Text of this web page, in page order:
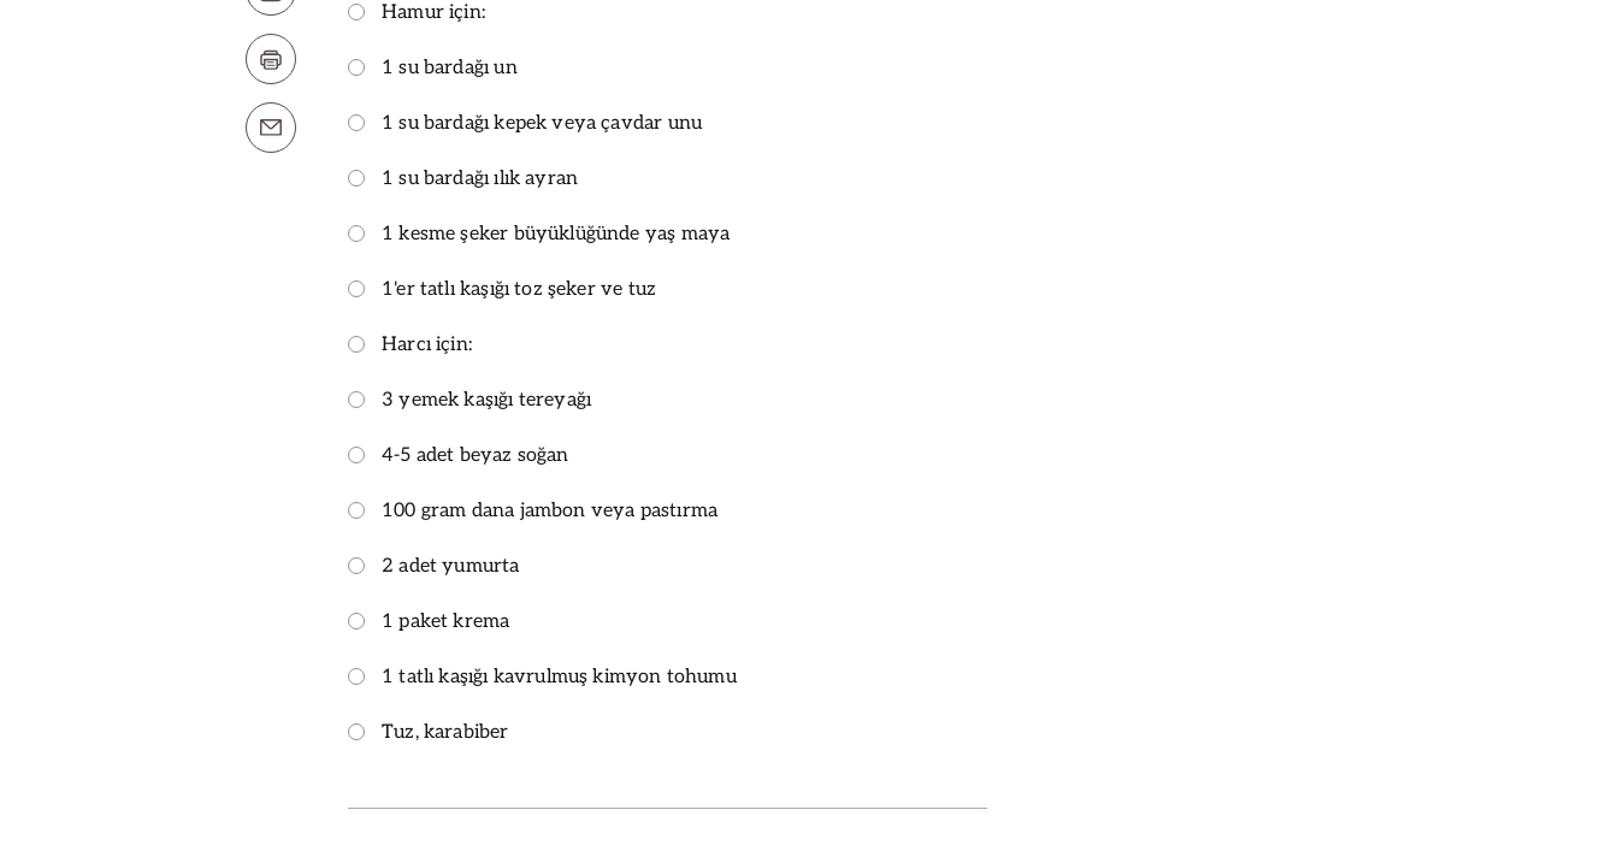
Hamur için:
1 su bardağı un
1 su bardağı kepek veya çavdar unu
1 su bardağı ılık ayran
1 kesme şeker büyüklüğünde yaş maya
1'er tatlı kaşığı toz şeker ve tuz
Harcı için:
3 yemek kaşığı tereyağı
4-5 adet beyaz soğan
100 gram dana jambon veya pastırma
2 adet yumurta
1 paket krema
1 tatlı kaşığı kavrulmuş kimyon tohumu
Tuz, karabiber